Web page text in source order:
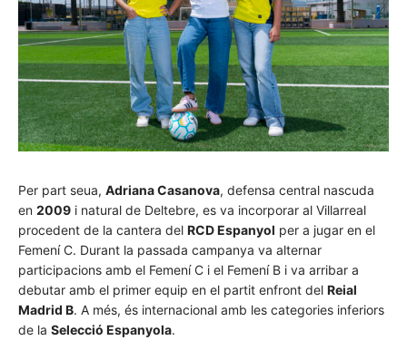
Per part seua, Adriana Casanova, defensa central nascuda
en 2009 i natural de Deltebre, es va incorporar al Villarreal
procedent de la cantera del RCD Espanyol per a jugar en el
Femení C. Durant la passada campanya va alternar
participacions amb el Femení C i el Femení B i va arribar a
debutar amb el primer equip en el partit enfront del Reial
Madrid B. A més, és internacional amb les categories inferiors
de la Selecció Espanyola.